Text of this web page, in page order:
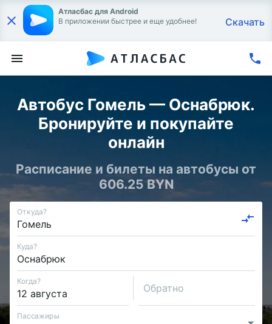
Атласбас для Android
В приложении быстрее и еще удобнее!
Скачать
Автобус Гомель — Оснабрюк.
Бронируйте и покупайте
онлайн
Расписание и билеты на автобусы от
606.25 BYN
Откуда?
Куда?
Когда?
Обратно
Пассажиры